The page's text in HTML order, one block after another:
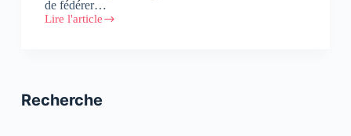
de fédérer…
Lire l'article
7ème
Rendez-
Recherche